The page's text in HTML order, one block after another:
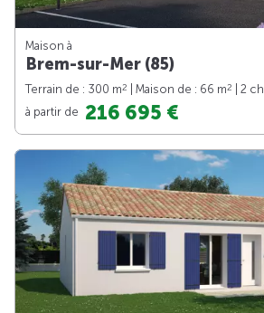
Maison à
Brem-sur-Mer (85)
Terrain de : 300 m2 | Maison de : 66 m2
| 2 ch.
à partir de 216 695 €